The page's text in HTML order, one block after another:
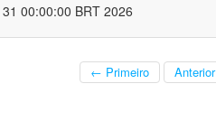
00:00:00 BRT 2026
← Primeiro Anterior